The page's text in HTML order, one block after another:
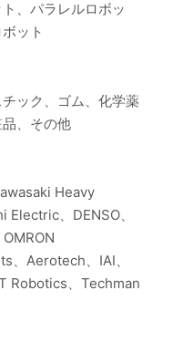
、パラレルロボッ
ット
ック、ゴム、化学薬
、その他
Heavy
、DENSO、
、Aerotech、IAI、
Robotics、Techman